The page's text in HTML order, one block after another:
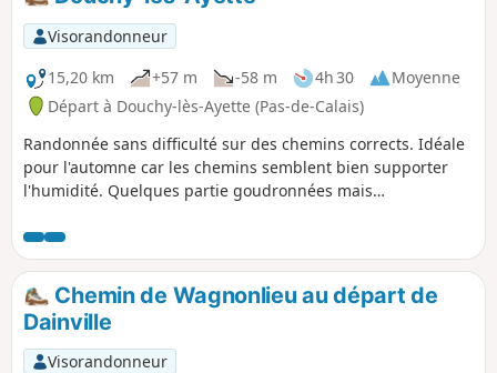
Visorandonneur
15,20 km
+57 m -58 m 4h 30
Moyenne
Départ à Douchy-lès-Ayette (Pas-de-Calais)
Randonnée sans difficulté sur des chemins corrects. Idéale
pour l'automne car les chemins semblent bien supporter
l'humidité. Quelques partie goudronnées mais
du Bois d'Adinfer, malheureusement privé à part un bout de
sentier à la sortie d'Adinfer. Peu de dénivelé. cette balade
peut être faite en moins de 3 heures. Le moins évident, c'est
peut-être le stationnement au point de départ (???)
Chemin de Wagnonlieu au départ de
Dainville
Visorandonneur